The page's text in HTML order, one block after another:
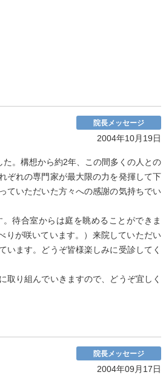
院長メッセージ
2004年10月19日
。構想から約2年、この間多くの人との
ぞれの専門家が最大限の力を発揮して下
ていただいた方々への感謝の気持ちでい
待合室からは庭を眺めることができま
りが咲いています。）来院していただい
います。どうぞ皆様楽しみに受診してく
取り組んでいきますので、どうぞ宜しく
院長メッセージ
2004年09月17日